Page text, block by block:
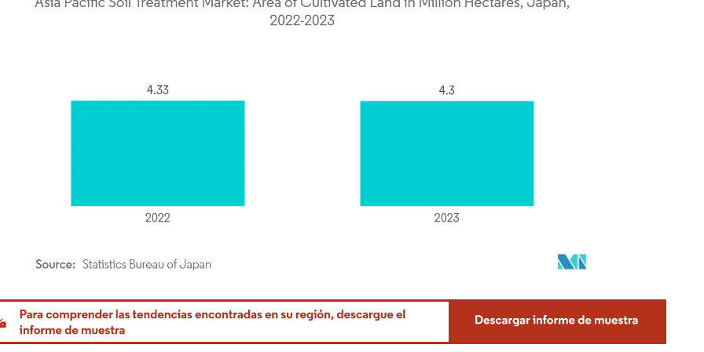
Intelligence. El uso requiere atribución según CC BY 4.0.